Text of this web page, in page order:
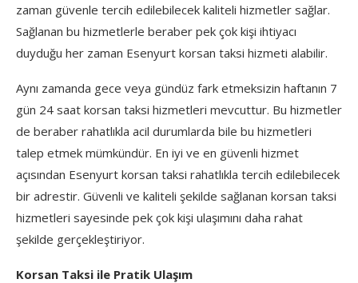
zaman güvenle tercih edilebilecek kaliteli hizmetler sağlar.
Sağlanan bu hizmetlerle beraber pek çok kişi ihtiyacı
duyduğu her zaman Esenyurt korsan taksi hizmeti alabilir.
Aynı zamanda gece veya gündüz fark etmeksizin haftanın 7
gün 24 saat korsan taksi hizmetleri mevcuttur. Bu hizmetler
de beraber rahatlıkla acil durumlarda bile bu hizmetleri
talep etmek mümkündür. En iyi ve en güvenli hizmet
açısından Esenyurt korsan taksi rahatlıkla tercih edilebilecek
bir adrestir. Güvenli ve kaliteli şekilde sağlanan korsan taksi
hizmetleri sayesinde pek çok kişi ulaşımını daha rahat
şekilde gerçekleştiriyor.
Korsan Taksi ile Pratik Ulaşım